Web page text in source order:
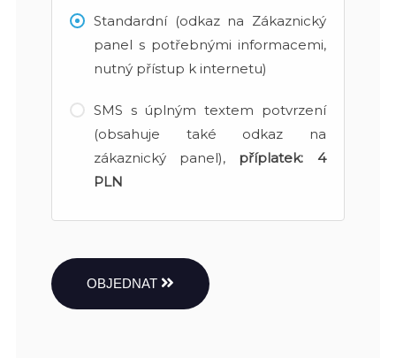
Standardní (odkaz na Zákaznický
panel s potřebnými informacemi,
nutný přístup k internetu)
SMS s úplným textem potvrzení
(obsahuje také odkaz na
zákaznický panel), příplatek: 4
PLN
OBJEDNAT